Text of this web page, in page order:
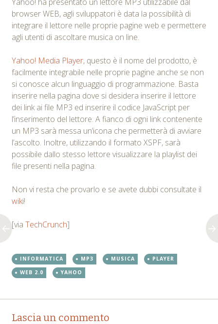
browser WEB, agli sviluppatori è data la possibilità di
integrare il lettore nelle proprie pagine web e permettere
agli utenti di ascoltare musica on line.
Yahoo! Media Player, questo è il nome del prodotto, è
facilmente integrabile nelle proprie pagine anche se non
si conosce alcun linguaggio di programmazione. Basta
inserire nella pagina dove si desidera inserire il lettore
dei link ai file MP3 ed inserire il codice JavaScript per
l’inserimento del lettore. A fianco di ogni link contenente
un MP3 sarà messa un’icona che permetterà di avviare
l’ascolto. Inoltre, utilizzando il formato XSPF, sarà
possibile dallo stesso lettore visualizzare la playlist dei
file presenti nella pagina.
Non vi resta che provarlo e se avete dubbi consultate il
wiki!
[via TechCrunch]
INFORMATICA MP3 MUSICA
PLAYER
WEB 2.0
YAHOO
Post
Lascia un commento